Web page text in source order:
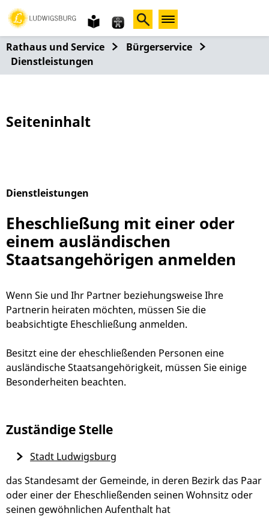
Gebärdensprache
leichte
Sprache
Rathaus und Service
Bürgerservice
Dienstleistungen
Seiteninhalt
Dienstleistungen
Eheschließung mit einer oder
einem ausländischen
Staatsangehörigen anmelden
Wenn Sie und Ihr Partner beziehungsweise Ihre
Partnerin heiraten möchten, müssen Sie die
beabsichtigte Eheschließung anmelden.
Besitzt eine der eheschließenden Personen eine
ausländische Staatsangehörigkeit, müssen Sie einige
Besonderheiten beachten.
Zuständige Stelle
das Standesamt der Gemeinde, in deren Bezirk das Paar
oder einer der Eheschließenden seinen Wohnsitz oder
seinen gewöhnlichen Aufenthalt hat
Stadt Ludwigsburg